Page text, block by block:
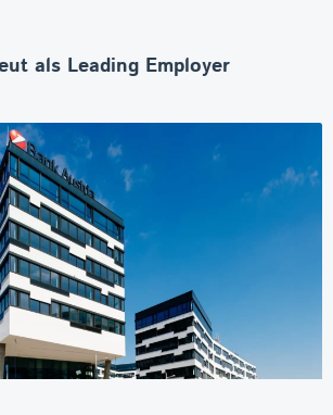
als Leading Employer